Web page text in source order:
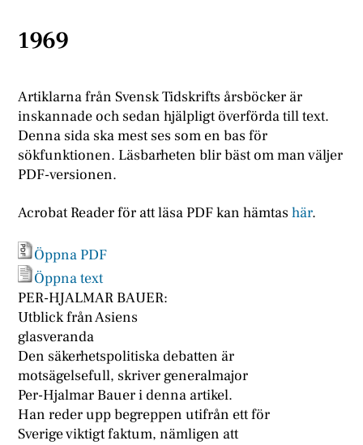
1969
Artiklarna från Svensk Tidskrifts årsböcker är
inskannade och sedan hjälpligt överförda till text.
Denna sida ska mest ses som en bas för
sökfunktionen. Läsbarheten blir bäst om man väljer
PDF-versionen.
Acrobat Reader för att läsa PDF kan hämtashär.
Öppna PDF
Öppna text
PER-HJALMAR BAUER:
Utblick från Asiens
glasveranda
Den säkerhetspolitiska debatten är
motsägelsefull, skriver generalmajor
Per-Hjalmar Bauer i denna artikel.
Han reder upp begreppen utifrån ett för
Sverige viktigt faktum, nämligen att